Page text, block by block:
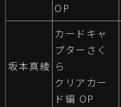
OP
坂本真綾
カードキャ
プターさく
ら
クリアカー
ド編 OP